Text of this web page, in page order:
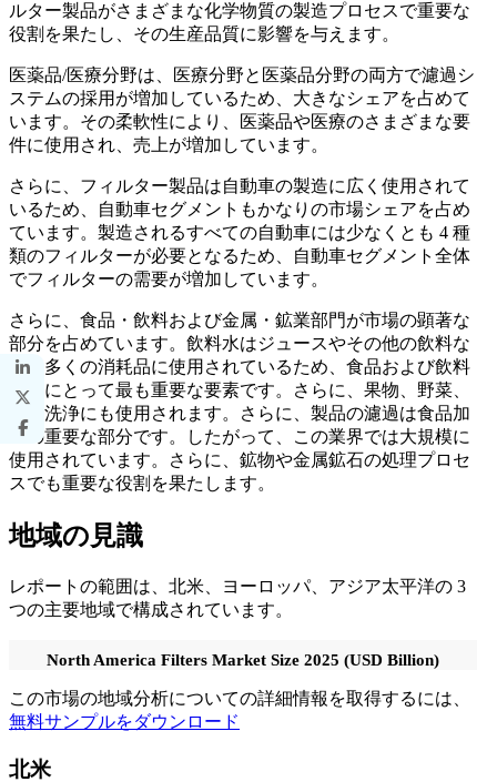
ルター製品がさまざまな化学物質の製造プロセスで重要な
役割を果たし、その生産品質に影響を与えます。
医薬品/医療分野は、医療分野と医薬品分野の両方で濾過シ
ステムの採用が増加しているため、大きなシェアを占めて
います。その柔軟性により、医薬品や医療のさまざまな要
件に使用され、売上が増加しています。
さらに、フィルター製品は自動車の製造に広く使用されて
いるため、自動車セグメントもかなりの市場シェアを占め
ています。製造されるすべての自動車には少なくとも 4 種
類のフィルターが必要となるため、自動車セグメント全体
でフィルターの需要が増加しています。
さらに、食品・飲料および金属・鉱業部門が市場の顕著な
部分を占めています。飲料水はジュースやその他の飲料な
どの多くの消耗品に使用されているため、食品および飲料
産業にとって最も重要な要素です。さらに、果物、野菜、
肉の洗浄にも使用されます。さらに、製品の濾過は食品加
工の重要な部分です。したがって、この業界では大規模に
使用されています。さらに、鉱物や金属鉱石の処理プロセ
スでも重要な役割を果たします。
地域の見識
レポートの範囲は、北米、ヨーロッパ、アジア太平洋の 3
つの主要地域で構成されています。
North America Filters Market Size 2025 (USD Billion)
この市場の地域分析についての詳細情報を取得するには、
無料サンプルをダウンロード
北米